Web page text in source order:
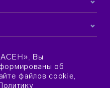
Вы
об
файлов cookie,